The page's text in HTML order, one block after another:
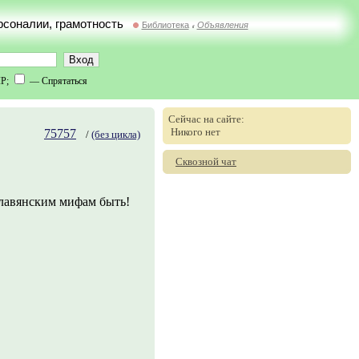
грамотность Библиотека // Объявления
— Спрятаться
75757 / (без цикла)
мифам быть!
Сейчас на сайте:
Никого нет
Сквозной чат